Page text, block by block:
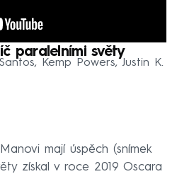
paralelními světy
Kemp Powers, Justin K.
mají úspěch (snímek
získal v roce 2019 Oscara